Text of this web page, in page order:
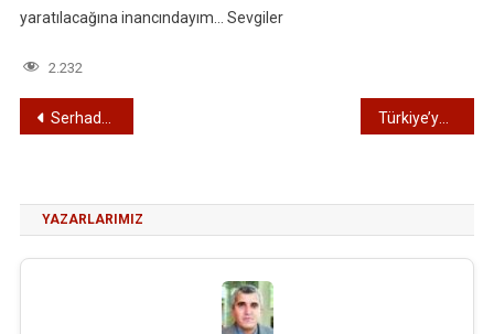
yaratılacağına inancındayım… Sevgiler
2.232
Yazı
Serhaddimiz Edirne
YAZARLARIMIZ